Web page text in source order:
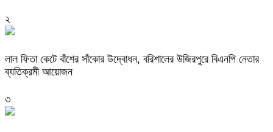
২
‎লাল ফিতা কেটে বাঁশের সাঁকোর উদ্বোধন, বরিশালের উজিরপুরে বিএনপি নেতার
ব্যতিক্রমী আয়োজন
৩